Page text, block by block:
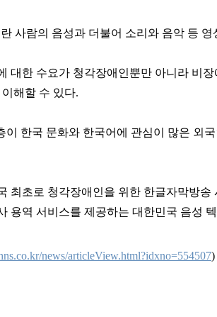
사람의 음성과 더불어 소리와 음악 등
대한 수요가 청각장애인뿐만 아니라 비
해할 수 있다.
이 한국 문화와 한국어에 관심이 많은
최초로 청각장애인을 위한 한글자막방
용역 서비스를 제공하는 대한민국 음성
news/articleView.html?idxno=554507)